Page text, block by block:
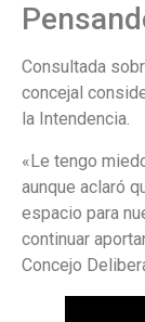
Consultada
concejal
la Intendencia.
«Le tengo
aunque aclaró
espacio para
continuar
Concejo